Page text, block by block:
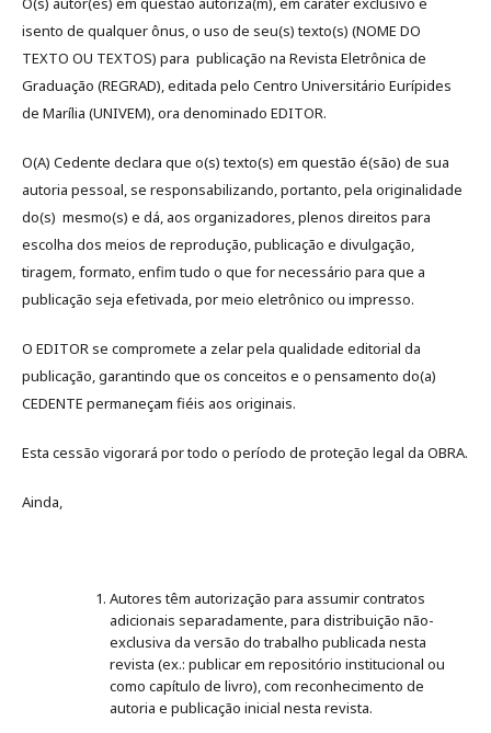
isento de qualquer ônus, o uso de seu(s) texto(s) (NOME DO
TEXTO OU TEXTOS) para publicação na Revista Eletrônica de
Graduação (REGRAD), editada pelo Centro Universitário Eurípides
de Marília (UNIVEM), ora denominado EDITOR.
O(A) Cedente declara que o(s) texto(s) em questão é(são) de sua
autoria pessoal, se responsabilizando, portanto, pela originalidade
do(s) mesmo(s) e dá, aos organizadores, plenos direitos para
escolha dos meios de reprodução, publicação e divulgação,
tiragem, formato, enfim tudo o que for necessário para que a
publicação seja efetivada, por meio eletrônico ou impresso.
O EDITOR se compromete a zelar pela qualidade editorial da
publicação, garantindo que os conceitos e o pensamento do(a)
CEDENTE permaneçam fiéis aos originais.
Esta cessão vigorará por todo o período de proteção legal da OBRA.
Ainda,
Autores têm autorização para assumir contratos
adicionais separadamente, para distribuição não-
exclusiva da versão do trabalho publicada nesta
revista (ex.: publicar em repositório institucional ou
como capítulo de livro), com reconhecimento de
autoria e publicação inicial nesta revista.